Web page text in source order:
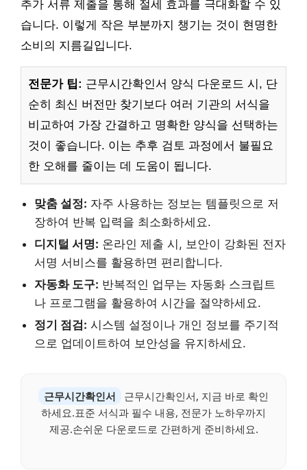
추가 서류 제출을 통해 절세 효과를 극대화할 수 있
습니다. 이렇게 작은 부분까지 챙기는 것이 현명한
소비의 지름길입니다.
전문가 팁: 근무시간확인서 양식 다운로드 시, 단
순히 최신 버전만 찾기보다 여러 기관의 서식을
비교하여 가장 간결하고 명확한 양식을 선택하는
것이 좋습니다. 이는 추후 검토 과정에서 불필요
한 오해를 줄이는 데 도움이 됩니다.
맞춤 설정: 자주 사용하는 정보는 템플릿으로 저
장하여 반복 입력을 최소화하세요.
디지털 서명: 온라인 제출 시, 보안이 강화된 전자
서명 서비스를 활용하면 편리합니다.
자동화 도구: 반복적인 업무는 자동화 스크립트
나 프로그램을 활용하여 시간을 절약하세요.
정기 점검: 시스템 설정이나 개인 정보를 주기적
으로 업데이트하여 보안성을 유지하세요.
근무시간확인서
근무시간확인서, 지금 바로 확인
하세요.표준 서식과 필수 내용, 전문가 노하우까지
제공.손쉬운 다운로드로 간편하게 준비하세요.